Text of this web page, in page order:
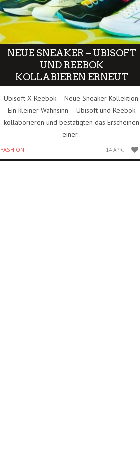
NEUE SNEAKER – UBISOFT
UND REEBOK
KOLLABIEREN ERNEUT
Ubisoft X Reebok – Neue Sneaker Kollektion.
Ein kleiner Wahnsinn – Ubisoft und Reebok
kollaborieren und bestätigten das Erscheinen
einer..
FASHION 14 APR.